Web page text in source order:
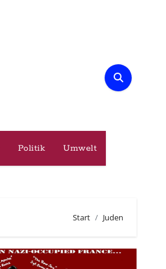
Politik Umwelt
Start Juden